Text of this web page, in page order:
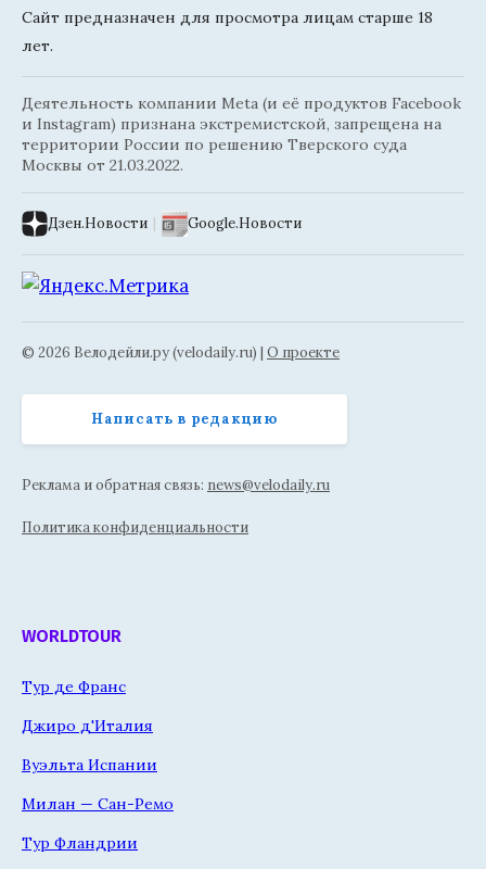
Сайт предназначен для просмотра лицам старше 18
лет.
Деятельность компании Meta (и её продуктов Facebook
и Instagram) признана экстремистской, запрещена на
территории России по решению Тверского суда
Москвы от 21.03.2022.
Дзен.Новости | Google.Новости
© 2026 Велодейли.ру (velodaily.ru) | О проекте
Написать в редакцию
Реклама и обратная связь: news@velodaily.ru
Политика конфиденциальности
WORLDTOUR
Тур де Франс
Джиро д'Италия
Вуэльта Испании
Милан — Сан-Ремо
Тур Фландрии